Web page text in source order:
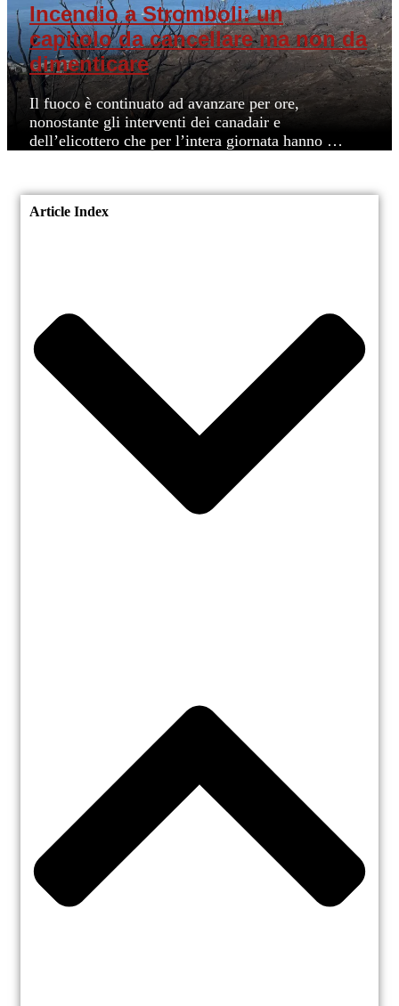
Incendio a Stromboli: un
capitolo da cancellare ma non da
dimenticare
Il fuoco è continuato ad avanzare per ore,
nonostante gli interventi dei canadair e
dell’elicottero che per l’intera giornata hanno …
Article Index